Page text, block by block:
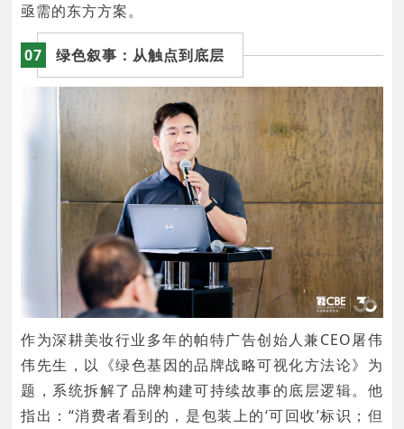
亟需的东方方案。
07 绿色叙事：从触点到底层
作为深耕美妆行业多年的帕特广告创始人兼CEO屠伟
伟先生，以《绿色基因的品牌战略可视化方法论》为
题，系统拆解了品牌构建可持续故事的底层逻辑。他
指出：“消费者看到的，是包装上的‘可回收’标识；但